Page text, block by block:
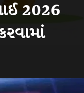
2026